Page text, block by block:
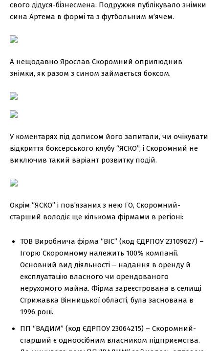
свого дідуся-бізнесмена. Подружжя публікувало знімки
сина Артема в формі та з футбольним мʼячем.
А нещодавно Ярослав Скоромний оприлюднив
знімки, як разом з сином займається боксом.
У коментарях під дописом його запитали, чи очікувати
відкриття боксерського клубу “ЯСКО”, і Скоромний не
виключив такий варіант розвитку подій.
Окрім “ЯСКО” і повʼязаних з нею ГО, Скоромний-
старший володіє ще кількома фірмами в регіоні:
ТОВ Виробнича фірма “ВІС” (код ЄДРПОУ 23109627) –
Ігорю Скоромному належить 100% компанії.
Основний вид діяльності – надання в оренду й
експлуатацію власного чи орендованого
нерухомого майна. Фірма зареєстрована в селищі
Стрижавка Вінницької області, була заснована в
1996 році.
ПП “ВАДИМ” (код ЄДРПОУ 23064215) – Скоромний-
старший є одноосібним власником підприємства.